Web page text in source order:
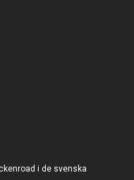
i de svenska